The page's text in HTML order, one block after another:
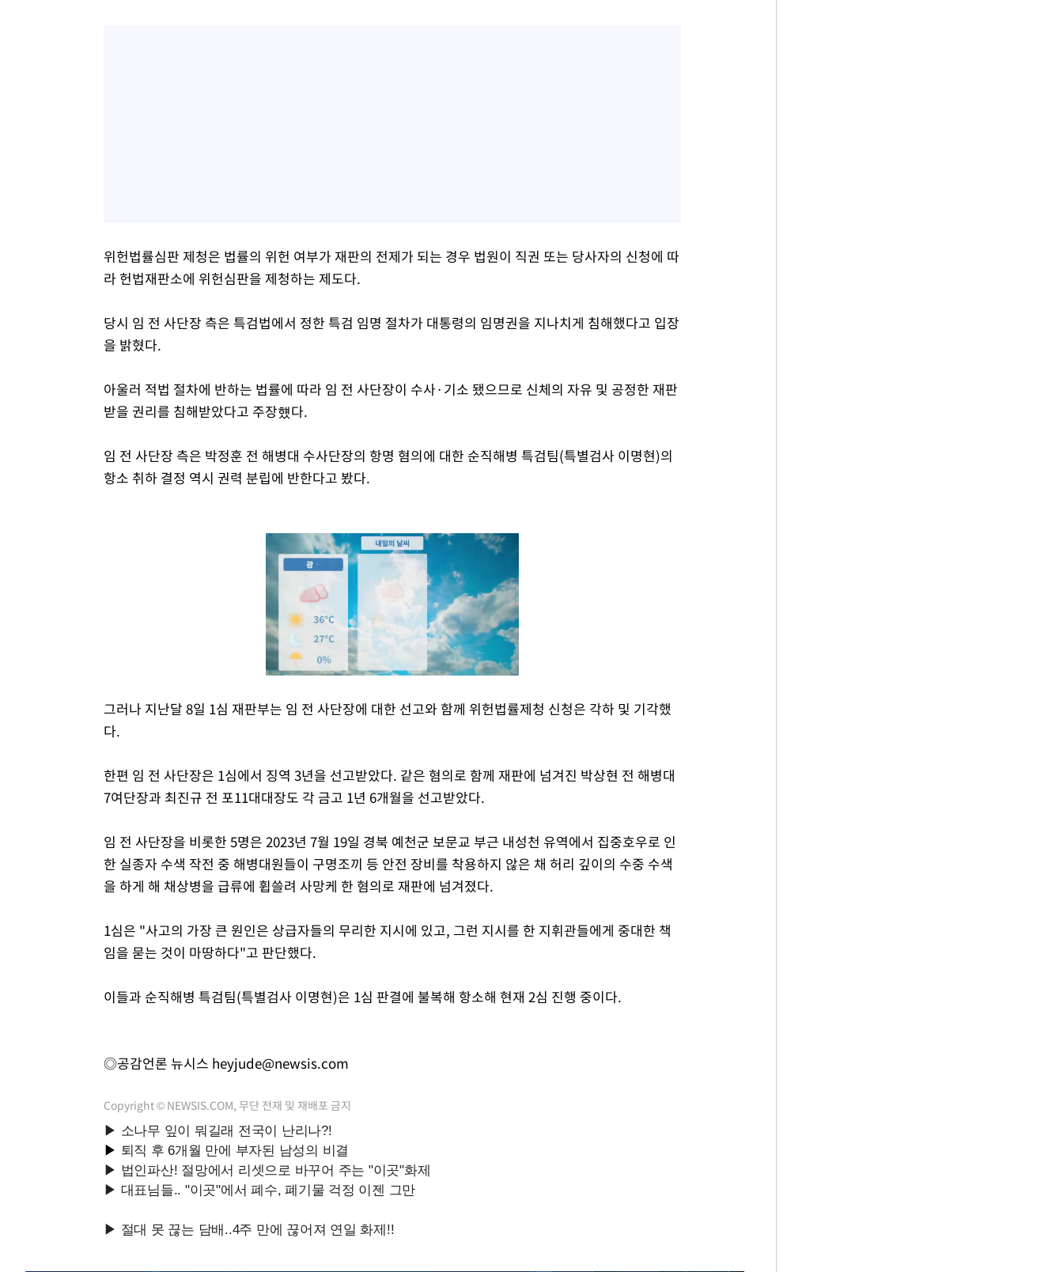
위헌법률심판 제청은 법률의 위헌 여부가 재판의 전제가 되는 경우 법원이 직권 또는 당사자의 신청에 따
라 헌법재판소에 위헌심판을 제청하는 제도다.
당시 임 전 사단장 측은 특검법에서 정한 특검 임명 절차가 대통령의 임명권을 지나치게 침해했다고 입장
을 밝혔다.
아울러 적법 절차에 반하는 법률에 따라 임 전 사단장이 수사·기소 됐으므로 신체의 자유 및 공정한 재판
받을 권리를 침해받았다고 주장헀다.
임 전 사단장 측은 박정훈 전 해병대 수사단장의 항명 혐의에 대한 순직해병 특검팀(특별검사 이명현)의
항소 취하 결정 역시 권력 분립에 반한다고 봤다.
그러나 지난달 8일 1심 재판부는 임 전 사단장에 대한 선고와 함께 위헌법률제청 신청은 각하 및 기각했
다.
한편 임 전 사단장은 1심에서 징역 3년을 선고받았다. 같은 혐의로 함께 재판에 넘겨진 박상현 전 해병대
7여단장과 최진규 전 포11대대장도 각 금고 1년 6개월을 선고받았다.
임 전 사단장을 비롯한 5명은 2023년 7월 19일 경북 예천군 보문교 부근 내성천 유역에서 집중호우로 인
한 실종자 수색 작전 중 해병대원들이 구명조끼 등 안전 장비를 착용하지 않은 채 허리 깊이의 수중 수색
을 하게 해 채상병을 급류에 휩쓸려 사망케 한 혐의로 재판에 넘겨졌다.
1심은 "사고의 가장 큰 원인은 상급자들의 무리한 지시에 있고, 그런 지시를 한 지휘관들에게 중대한 책
임을 묻는 것이 마땅하다"고 판단했다.
이들과 순직해병 특검팀(특별검사 이명현)은 1심 판결에 불복해 항소해 현재 2심 진행 중이다.
◎공감언론 뉴시스 heyjude@newsis.com
Copyright © NEWSIS.COM, 무단 전재 및 재배포 금지